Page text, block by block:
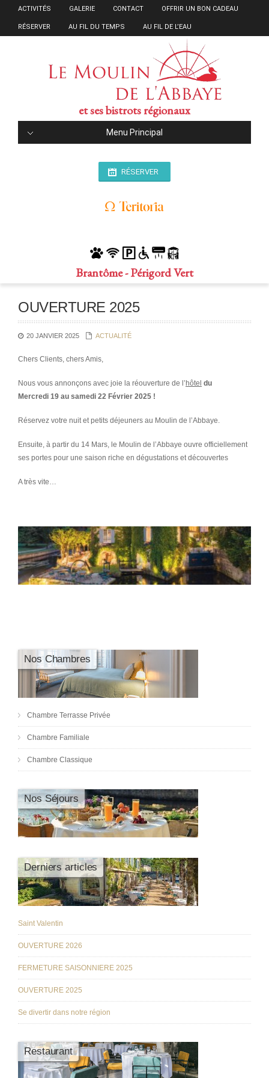
ACTIVITÉS GALERIE CONTACT OFFRIR UN BON CADEAU
RÉSERVER AU FIL DU TEMPS AU FIL DE L’EAU
et ses bistrots régionaux
Menu Principal
RÉSERVER
Brantôme - Périgord Vert
OUVERTURE 2025
20 JANVIER 2025 ACTUALITÉ
Chers Clients, chers Amis,
Nous vous annonçons avec joie la réouverture de l’ hôtel du
Mercredi 19 au samedi 22 Février 2025 !
Réservez votre nuit et petits déjeuners au Moulin de l’Abbaye.
Ensuite, à partir du 14 Mars, le Moulin de l’Abbaye ouvre officiellement
ses portes pour une saison riche en dégustations et découvertes
A très vite…
Nos Chambres
Chambre Terrasse Privée
Chambre Familiale
Chambre Classique
Nos Séjours
Derniers articles
Saint Valentin
OUVERTURE 2026
FERMETURE SAISONNIERE 2025
OUVERTURE 2025
Se divertir dans notre région
Restaurant